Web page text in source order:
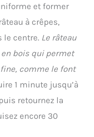
et former
à crêpes,
le centre. Le râteau
bois qui permet
comme le font
1 minute jusqu’à
retournez la
encore 30